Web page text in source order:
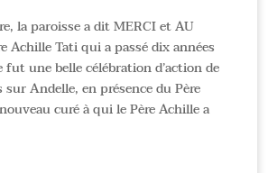
la paroisse a dit MERCI et AU
Achille Tati qui a passé dix années
fut une belle célébration d’action de
sur Andelle, en présence du Père
curé à qui le Père Achille a